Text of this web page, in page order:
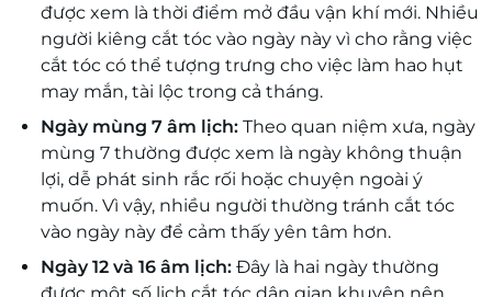
được xem là thời điểm mở đầu vận khí mới. Nhiều
người kiêng cắt tóc vào ngày này vì cho rằng việc
cắt tóc có thể tượng trưng cho việc làm hao hụt
may mắn, tài lộc trong cả tháng.
Ngày mùng 7 âm lịch: Theo quan niệm xưa, ngày
mùng 7 thường được xem là ngày không thuận
lợi, dễ phát sinh rắc rối hoặc chuyện ngoài ý
muốn. Vì vậy, nhiều người thường tránh cắt tóc
vào ngày này để cảm thấy yên tâm hơn.
Ngày 12 và 16 âm lịch: Đây là hai ngày thường